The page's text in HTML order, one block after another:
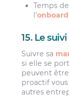
Temps
l’
15. Le
Suivre sa
si elle se
peuvent
proactif
autres